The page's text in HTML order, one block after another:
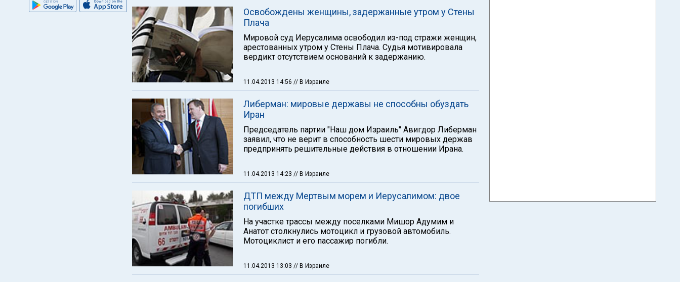
Освобождены женщины, задержанные утром у Стены
Плача
Мировой суд Иерусалима освободил из-под стражи женщин,
арестованных утром у Стены Плача. Судья мотивировала
вердикт отсутствием оснований к задержанию.
11.04.2013 14:56 // В Израиле
Либерман: мировые державы не способны обуздать
Иран
Председатель партии "Наш дом Израиль" Авигдор Либерман
заявил, что не верит в способность шести мировых держав
предпринять решительные действия в отношении Ирана.
11.04.2013 14:23 // В Израиле
ДТП между Мертвым морем и Иерусалимом: двое
погибших
На участке трассы между поселками Мишор Адумим и
Анатот столкнулись мотоцикл и грузовой автомобиль.
Мотоциклист и его пассажир погибли.
11.04.2013 13:03 // В Израиле